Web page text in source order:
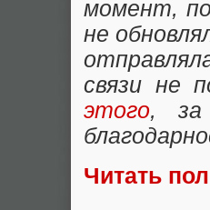
момент,
не
связи не
этого, за
Читать